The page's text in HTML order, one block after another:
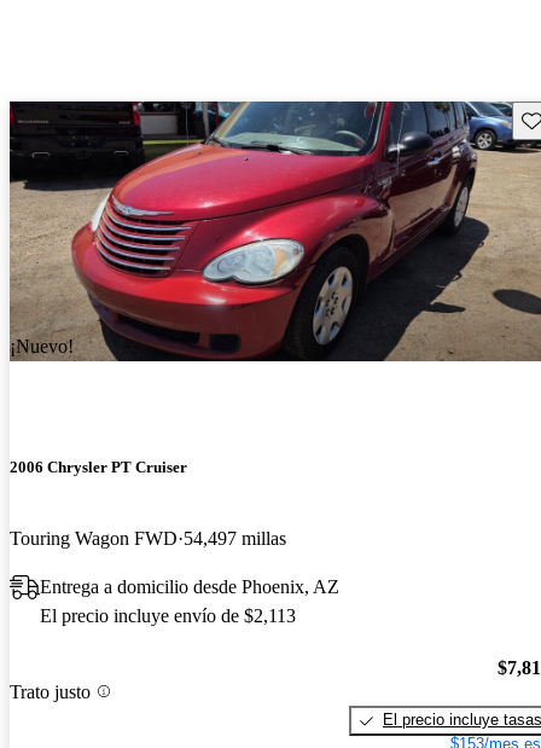
¡Nuevo!
2006 Chrysler PT Cruiser
Touring Wagon FWD 54,497 millas
Entrega a domicilio desde Phoenix, AZ
El precio incluye envío de $2,113
Trato justo
El precio incluye tasas
$153/mes